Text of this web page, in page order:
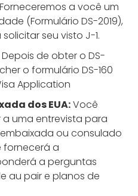
Forneceremos a você um
(Formulário DS-2019),
seu visto J-1.
Depois de obter o DS-
o formulário DS-160
Application
dos EUA:Você
uma entrevista para
ou consulado
fornecerá a
a perguntas
au pair e planos de